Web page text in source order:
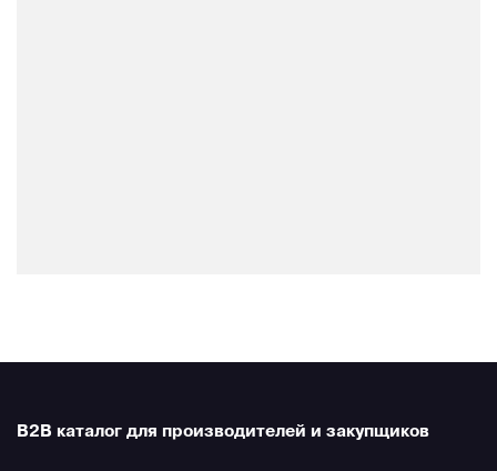
B2B каталог для производителей и закупщиков